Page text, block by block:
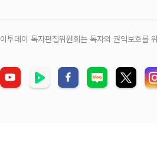
이투데이 독자편집위원회는 독자의 권익보호를